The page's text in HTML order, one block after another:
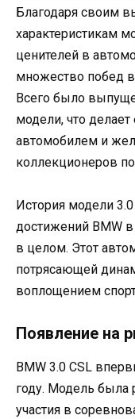
Благодаря своим
характеристикам
ценителей в
множество побед в
Всего было
модели, что
автомобилем и
коллекционеров
История модели
достижений BMW
в целом. Этот
потрясающей
воплощением
Появление на
BMW 3.0 CSL
году. Модель была
участия в